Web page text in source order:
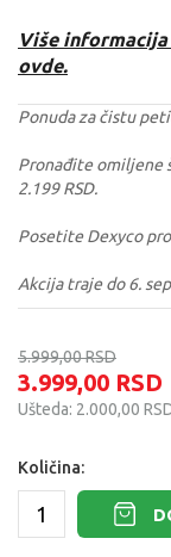
Više
ovde.
Ponuda za čistu
Pronađite omiljene
2.199 RSD.
Posetite Dexyco
Akcija traje do 6.
5.999,00RSD
3.999,00 RSD
Ušteda: 2.000,00
Količina: